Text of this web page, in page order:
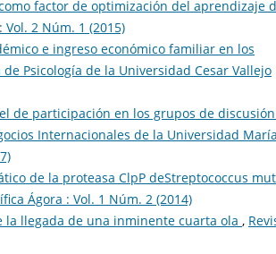
factor de optimización del aprendizaje
2 Núm. 1 (2015)
e ingreso económico familiar en los
Psicología de la Universidad Cesar Vallejo
de participación en los grupos de
Internacionales de la Universidad María
de la proteasa ClpP deStreptococcus
Ágora : Vol. 1 Núm. 2 (2014)
llegada de una inminente cuarta ola ,